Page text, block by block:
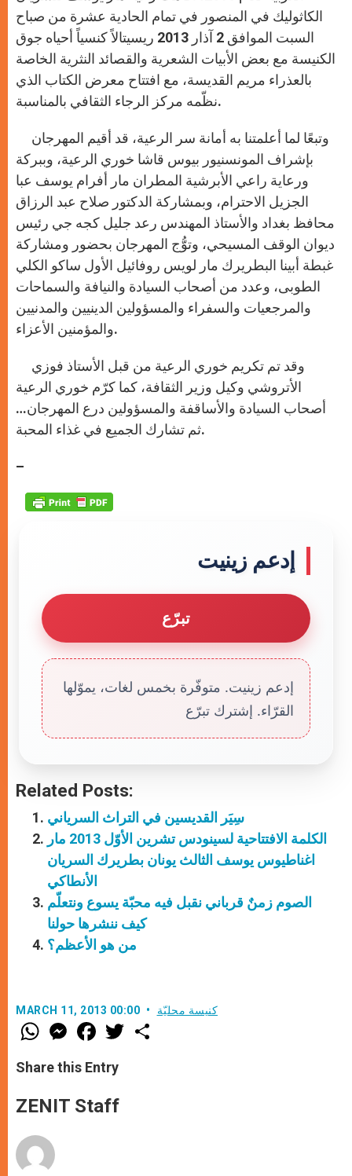
الكاثوليك في المنصور في تمام الحادية عشرة من صباح
السبت الموافق 2 آذار 2013 ريسيتالاً كنسياً أحياه جوق
الكنيسة مع بعض الأبيات الشعرية والقصائد النثرية الخاصة
بالعذراء مريم القديسة، مع افتتاح معرض الكتاب الذي
نظّمه مركز الرجاء الثقافي بالمناسبة.
بإشراف المونسنيور بيوس قاشا خوري الرعية، وببركة
ورعاية راعي الأبرشية المطران مار أفرام يوسف عبا
الجزيل الاحترام، وبمشاركة الدكتور صلاح عبد الرزاق
محافظ بغداد والأستاذ المهندس رعد جليل كجه جي رئيس
ديوان الوقف المسيحي، وتوُّج المهرجان بحضور ومشاركة
غبطة أبينا البطريرك مار لويس روفائيل الأول ساكو الكلي
الطوبى، وعدد من أصحاب السيادة والنيافة والسماحات
والمرجعيات والسفراء والمسؤولين الدينيين والمدنيين
والمؤمنين الأعزاء.
الأتروشي وكيل وزير الثقافة، كما كرّم خوري الرعية
أصحاب السيادة والأساقفة والمسؤولين درع المهرجان…
ثم تشارك الجميع في غذاء المحبة.
–
إدعم زينيت
تبرّع
إدعم زينيت. متوفّرة بخمس لغات، يموّلها
القرّاء. إشترك تبرّع
Related Posts:
سِيَر القديسين في التراث السرياني
الكلمة الافتتاحية لسينودس تشرين الأوّل 2013 مار
اغناطيوس يوسف الثالث يونان بطريرك السريان
الأنطاكي
الصوم زمنٌ قرباني نقبل فيه محبّة يسوع ونتعلّم
كيف ننشرها حولنا
من هو الأعظم؟
MARCH 11, 2013 00:00 كنيسة محليّة
W
h
t
s
p
p
M
e
s
e
g
e
F
a
e
b
o
k
w
Share this Entry
ZENIT Staff